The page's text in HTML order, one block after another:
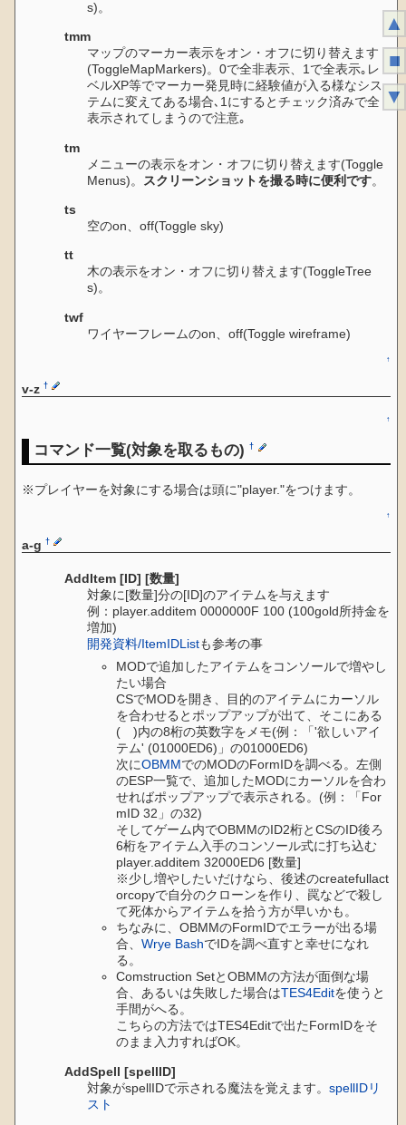
s)。
tmm
マップのマーカー表示をオン・オフに切り替えます
(ToggleMapMarkers)。0で全非表示、1で全表示｡レ
ベルXP等でマーカー発見時に経験値が入る様なシス
テムに変えてある場合､1にするとチェック済みで全
表示されてしまうので注意｡
tm
メニューの表示をオン・オフに切り替えます(Toggle
Menus)。
スクリーンショットを撮る時に便利です。
ts
空のon、off(Toggle sky)
tt
木の表示をオン・オフに切り替えます(ToggleTree
s)。
twf
ワイヤーフレームのon、off(Toggle wireframe)
↑
v-z†
↑
コマンド一覧(対象を取るもの)†
※プレイヤーを対象にする場合は頭に"player."をつけます。
↑
a-g†
AddItem [ID] [数量]
対象に[数量]分の[ID]のアイテムを与えます
例：player.additem 0000000F 100 (100gold所持金を
増加)
開発資料/ItemIDListも参考の事
MODで追加したアイテムをコンソールで増やし
たい場合
CSでMODを開き、目的のアイテムにカーソル
を合わせるとポップアップが出て、そこにある
( )内の8桁の英数字をメモ(例：「'欲しいアイ
テム' (01000ED6)」の01000ED6)
次にOBMMでのMODのFormIDを調べる。左側
のESP一覧で、追加したMODにカーソルを合わ
せればポップアップで表示される。(例：「For
mID 32」の32)
そしてゲーム内でOBMMのID2桁とCSのID後ろ
6桁をアイテム入手のコンソール式に打ち込む
player.additem 32000ED6 [数量]
※少し増やしたいだけなら、後述のcreatefullact
orcopyで自分のクローンを作り、罠などで殺し
て死体からアイテムを拾う方が早いかも。
ちなみに、OBMMのFormIDでエラーが出る場
合、Wrye BashでIDを調べ直すと幸せになれ
る。
Comstruction SetとOBMMの方法が面倒な場
合、あるいは失敗した場合はTES4Editを使うと
手間がへる。
こちらの方法ではTES4Editで出たFormIDをそ
のまま入力すればOK。
AddSpell [spellID]
対象がspellIDで示される魔法を覚えます。spellIDリ
スト
▲
■
▼